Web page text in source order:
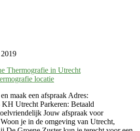
Thermografie in Utrecht
locatie
maak een afspraak Adres:
Utrecht Parkeren: Betaald
Jouw afspraak voor
je in de omgeving van Utrecht,